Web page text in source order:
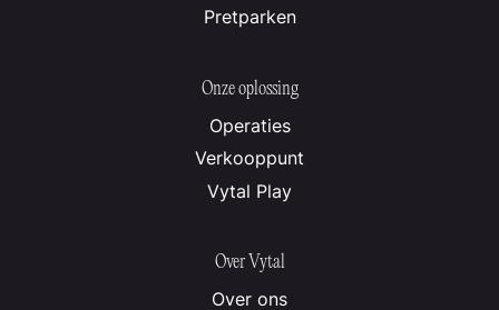
Pretparken
Onze oplossing
Operaties
Verkooppunt
Vytal Play
Over Vytal
Over ons